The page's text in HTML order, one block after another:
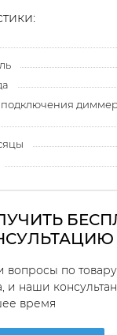
вопросы по
и наши
время